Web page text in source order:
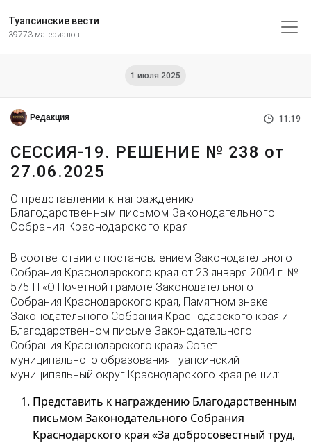
Туапсинские вести
39773 материалов
1 июля 2025
Редакция 11:19
СЕССИЯ-19. РЕШЕНИЕ № 238 от
27.06.2025
О представлении к награждению
Благодарственным письмом Законодательного
Собрания Краснодарского края
В соответствии с постановлением Законодательного
Собрания Краснодарского края от 23 января 2004 г. №
575-П «О Почётной грамоте Законодательного
Собрания Краснодарского края, Памятном знаке
Законодательного Собрания Краснодарского края и
Благодарственном письме Законодательного
Собрания Краснодарского края» Совет
муниципального образования Туапсинский
муниципальный округ Краснодарского края решил:
Представить к награждению Благодарственным
письмом Законодательного Собрания
Краснодарского края «За добросовестный труд,